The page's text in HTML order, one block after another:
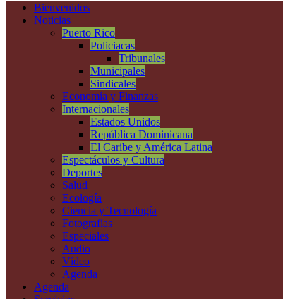
Bienvenidos
Noticias
Puerto Rico
Policiacas
Tribunales
Municipales
Sindicales
Economía y Finanzas
Internacionales
Estados Unidos
República Dominicana
El Caribe y América Latina
Espectáculos y Cultura
Deportes
Salud
Ecología
Ciencia y Tecnología
Fotografías
Especiales
Audio
Vídeo
Agenda
Agenda